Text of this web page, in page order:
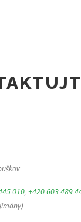
010, +420 603 489